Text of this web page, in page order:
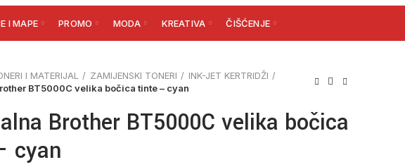
I MAPE PROMO MODA KREATIVA ČIŠĆENJE
I MATERIJAL ZAMIJENSKI TONERI
INK-JET KERTRIDŽI
BT5000C velika bočica tinte – cyan
Brother BT5000C velika bočica
cyan